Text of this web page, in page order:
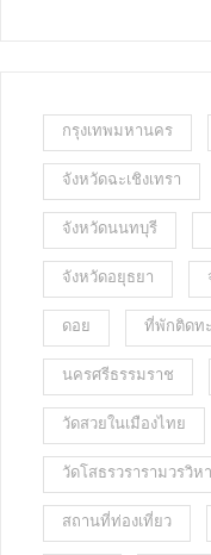
กรุงเทพมหานคร
จังหวัดฉะเชิงเทรา
จังหวัดนนทบุรี
จังหวัดอยุธยา
ดอย ที่พักติดท
นครศรีธรรมราช
วัดสวยในเมืองไทย
วัดโสธรวรารามวรวิห
สถานที่ท่องเที่ยว